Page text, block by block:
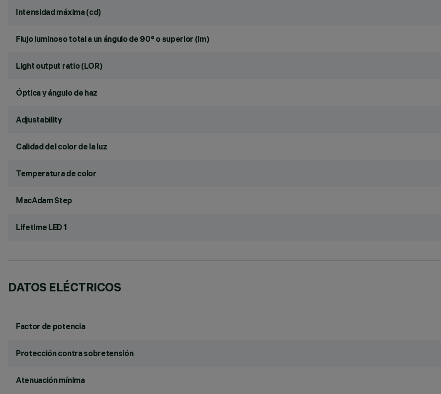
Intensidad máxima (cd)
Flujo luminoso total a un ángulo de 90° o superior (lm)
Light output ratio (LOR)
Óptica y ángulo de haz
Adjustability
Calidad del color de la luz
Temperatura de color
MacAdam Step
Lifetime LED 1
DATOS ELÉCTRICOS
Factor de potencia
Protección contra sobretensión
Atenuación mínima